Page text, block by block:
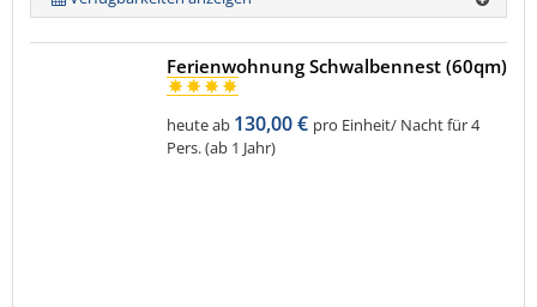
Ferienwohnung Schwalbennest (60qm)
heute ab 130,00 € pro Einheit/ Nacht für 4
Pers. (ab 1 Jahr)